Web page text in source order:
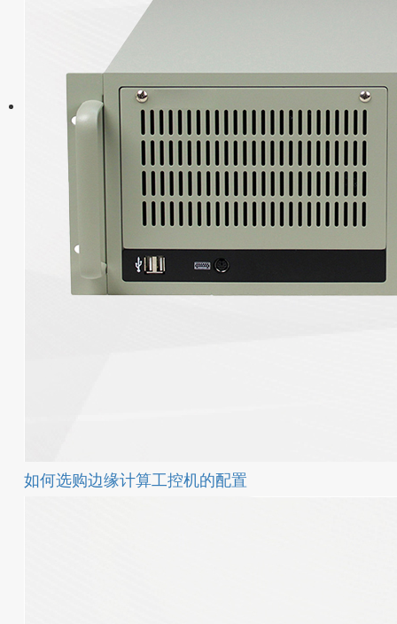
如何选购边缘计算工控机的配置